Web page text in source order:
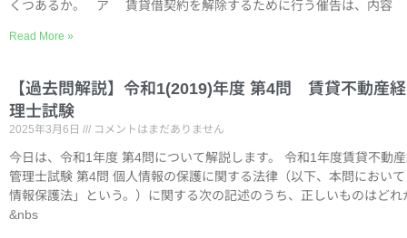
くつあるか。 ア 賃貸借契約を解除するために行う催告は、内容
Read More »
【過去問解説】令和1(2019)年度 第4問 賃貸不動産
理士試験
2025年3月6日 コメントはまだありません
今日は、令和1年度 第4問について解説します。 令和1年度賃貸不動
管理士試験 第4問 個人情報の保護に関する法律（以下、本問におい
情報保護法」という。）に関する次の記述のうち、正しいものはどれ
&nbs